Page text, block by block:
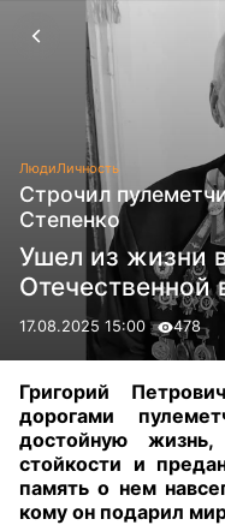
ЛюдиЛичность
Строчил
Степенко
Ушел из жизни
Отечественной
17.08.2025 15:00 478
Григорий
дорогами
достойную
стойкости и
память о нем
кому он подарил